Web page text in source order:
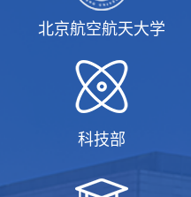
北京航空航天大学
科技部